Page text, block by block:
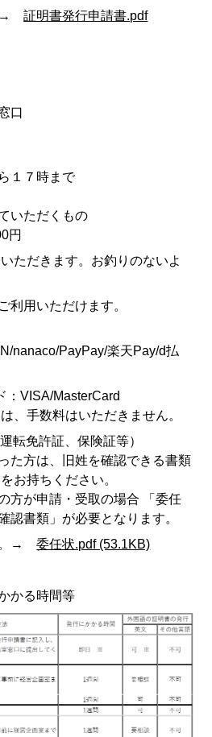
→証明書発行申請書.pdf
口
１７時まで
いただくもの
円
だきます。お釣りのないよ
用いただけます。
nanaco/PayPay/楽天Pay/d払
VISA/MasterCard
手数料はいただきません。
免許証、保険証等）
方は、旧姓を確認できる書類
お持ちください。
が申請・受取の場合 「委任
認書類」が必要となります。
。→委任状.pdf (53.1KB)
かる時間等